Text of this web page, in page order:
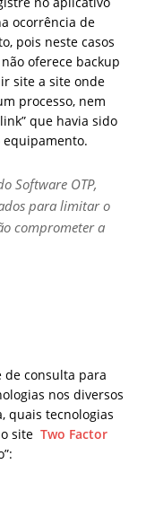
ocorrência de
pois neste casos
oferece backup
site a site onde
processo, nem
que havia sido
Software OTP,
para limitar o
comprometer a
de consulta para
nos diversos
quais tecnologias
site Two Factor